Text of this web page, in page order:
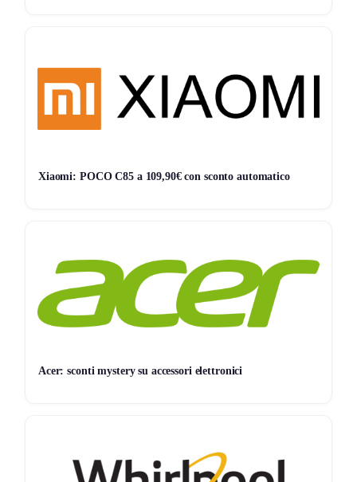
estensore di portata Wi-Fi e gateway Bluetooth integrato.
Le dimensioni ridotte agevolano il montaggio anche in spazi
limitati. Nella scelta del prodotto, valuta la compatibilità con
configurazione tramite app.
misurazione dei consumi. Viene riconosciuta la piena
compatibilità con diverse piattaforme smart e la reattività
dell’app. Alcuni segnalano che il modulo emette un leggero
meno intuitiva rispetto ad altri modelli. Il prodotto risulta
Xiaomi: POCO C85 a 109,90€ con sconto automatico
Acer: sconti mystery su accessori elettronici